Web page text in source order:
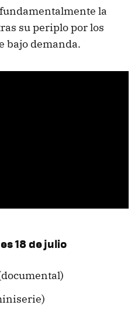
la
su periplo por los
bajo demanda.
18 de julio